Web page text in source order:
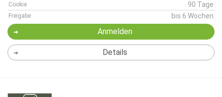
Cookie 90 Tage
Freigabe bis 6 Wochen
Anmelden
Details